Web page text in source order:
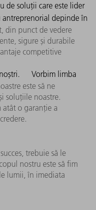
de soluții care este lider
din punct de vedere
sigure și durabile
competitive
antreprenorial depinde în
este să ne
soluțiile noastre.
atât o garanție a
Vorbim limba
trebuie să le
nostru este să fim
lumii, în imediata